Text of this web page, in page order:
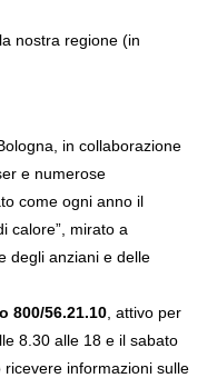
nostra regione (in
in collaborazione
e numerose
come ogni anno il
calore”, mirato a
degli anziani e delle
800/56.21.10 , attivo per
8.30 alle 18 e il sabato
informazioni sulle